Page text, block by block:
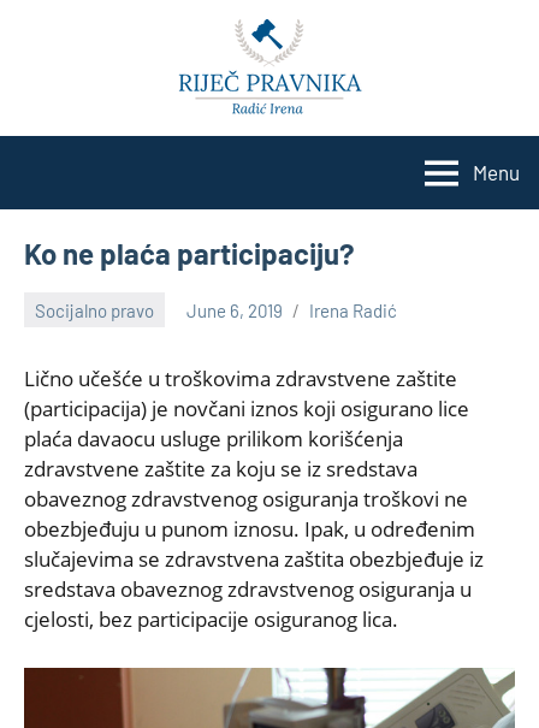
Menu
Ko ne plaća participaciju?
Socijalno pravo June 6, 2019 Irena Radić
Lično učešće u troškovima zdravstvene zaštite
(participacija) je novčani iznos koji osigurano lice
plaća davaocu usluge prilikom korišćenja
zdravstvene zaštite za koju se iz sredstava
obaveznog zdravstvenog osiguranja troškovi ne
obezbjeđuju u punom iznosu. Ipak, u određenim
slučajevima se zdravstvena zaštita obezbjeđuje iz
sredstava obaveznog zdravstvenog osiguranja u
cjelosti, bez participacije osiguranog lica.